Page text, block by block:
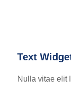
Text
Nulla vitae elit